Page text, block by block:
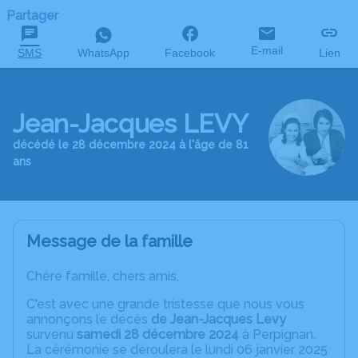
Partager
SMS WhatsApp Facebook E-mail Lien
Jean-Jacques LEVY
décédé le 28 décembre 2024 à l'âge de 81
ans
Message de la famille
Chère famille, chers amis,
C'est avec une grande tristesse que nous vous
annonçons le décès de Jean-Jacques Levy
survenu samedi 28 décembre 2024 à Perpignan.
La cérémonie se déroulera le lundi 06 janvier 2025